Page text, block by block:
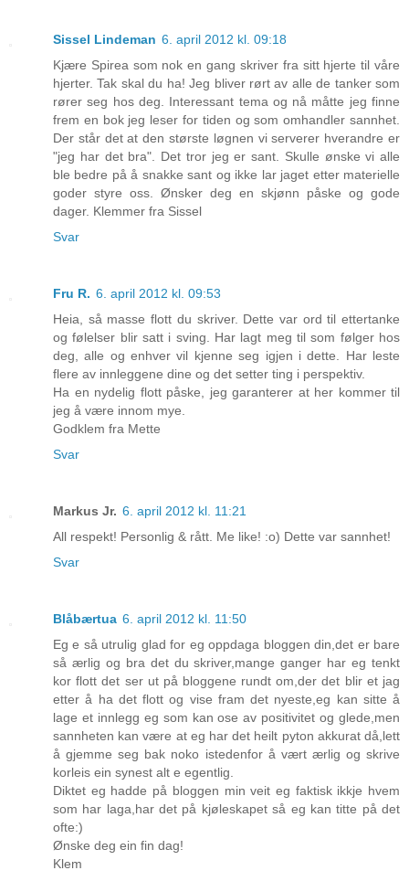
Sissel Lindeman 6. april 2012 kl. 09:18
Kjære Spirea som nok en gang skriver fra sitt hjerte til våre
hjerter. Tak skal du ha! Jeg bliver rørt av alle de tanker som
rører seg hos deg. Interessant tema og nå måtte jeg finne
frem en bok jeg leser for tiden og som omhandler sannhet.
Der står det at den største løgnen vi serverer hverandre er
"jeg har det bra". Det tror jeg er sant. Skulle ønske vi alle
ble bedre på å snakke sant og ikke lar jaget etter materielle
goder styre oss. Ønsker deg en skjønn påske og gode
dager. Klemmer fra Sissel
Svar
Fru R. 6. april 2012 kl. 09:53
Heia, så masse flott du skriver. Dette var ord til ettertanke
og følelser blir satt i sving. Har lagt meg til som følger hos
deg, alle og enhver vil kjenne seg igjen i dette. Har leste
flere av innleggene dine og det setter ting i perspektiv.
Ha en nydelig flott påske, jeg garanterer at her kommer til
jeg å være innom mye.
Godklem fra Mette
Svar
Markus Jr. 6. april 2012 kl. 11:21
All respekt! Personlig & rått. Me like! :o) Dette var sannhet!
Svar
Blåbærtua 6. april 2012 kl. 11:50
Eg e så utrulig glad for eg oppdaga bloggen din,det er bare
så ærlig og bra det du skriver,mange ganger har eg tenkt
kor flott det ser ut på bloggene rundt om,der det blir et jag
etter å ha det flott og vise fram det nyeste,eg kan sitte å
lage et innlegg eg som kan ose av positivitet og glede,men
sannheten kan være at eg har det heilt pyton akkurat då,lett
å gjemme seg bak noko istedenfor å vært ærlig og skrive
korleis ein synest alt e egentlig.
Diktet eg hadde på bloggen min veit eg faktisk ikkje hvem
som har laga,har det på kjøleskapet så eg kan titte på det
ofte:)
Ønske deg ein fin dag!
Klem